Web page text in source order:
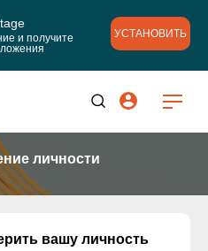
и получите
УСТАНОВИТЬ
личности
вашу личность